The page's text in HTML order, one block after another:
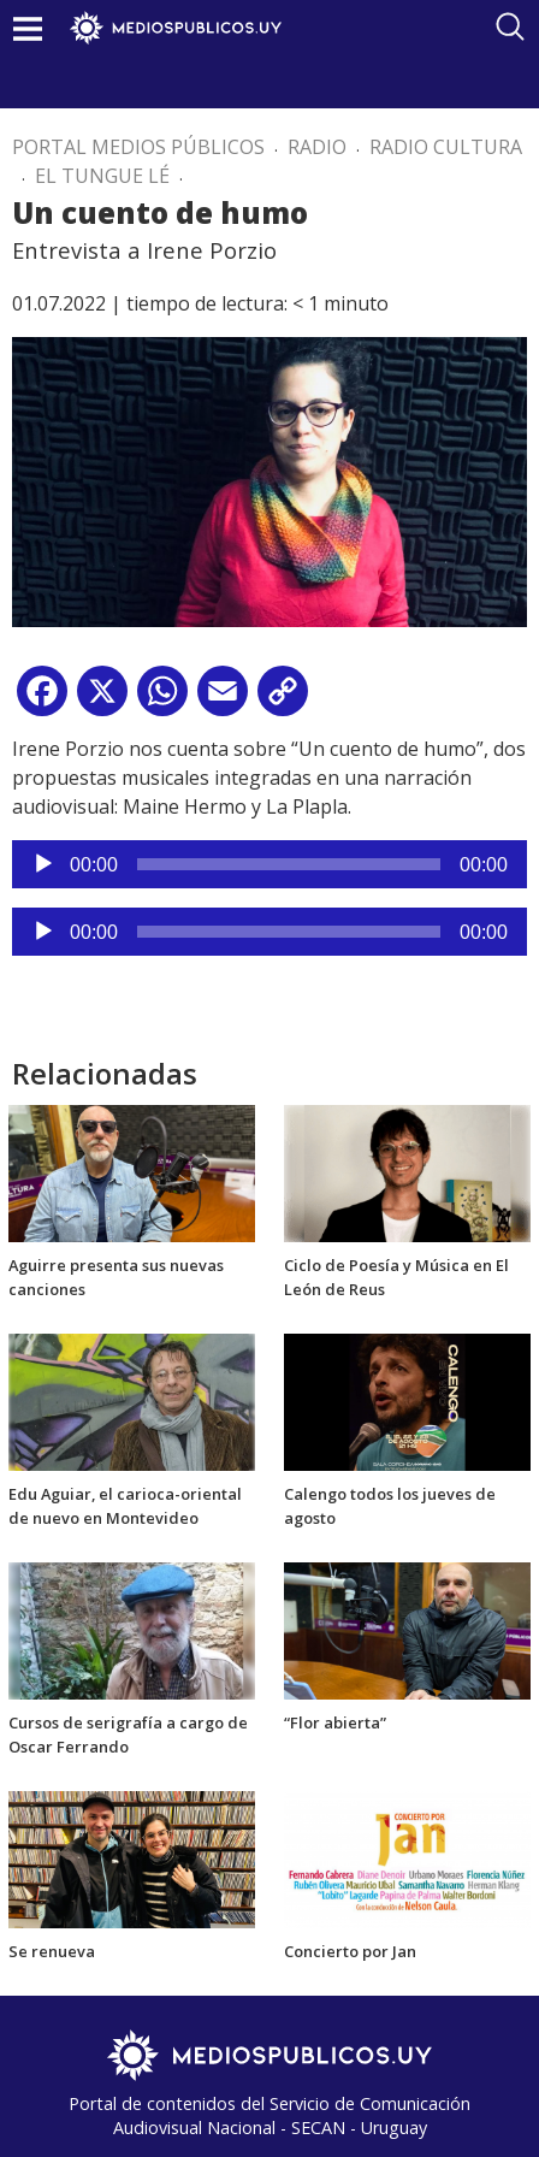
PORTAL MEDIOS PÚBLICOS . RADIO . RADIO CULTURA
. EL TUNGUE LÉ .
Un cuento de humo
Entrevista a Irene Porzio
01.07.2022 | tiempo de lectura: < 1 minuto
Facebook
X WhatsApp
Email
Link
Irene Porzio nos cuenta sobre “Un cuento de humo”, dos
propuestas musicales integradas en una narración
audiovisual: Maine Hermo y La Plapla.
Reproductor
de
audio
00:00 00:00
Reproductor
de
00:00 00:00
Relacionadas
Aguirre presenta sus nuevas
canciones
Ciclo de Poesía y Música en El
León de Reus
Edu Aguiar, el carioca-oriental
de nuevo en Montevideo
Calengo todos los jueves de
agosto
Cursos de serigrafía a cargo de
Oscar Ferrando
“Flor abierta”
Se renueva Concierto por Jan
Portal de contenidos del Servicio de Comunicación
Audiovisual Nacional - SECAN - Uruguay